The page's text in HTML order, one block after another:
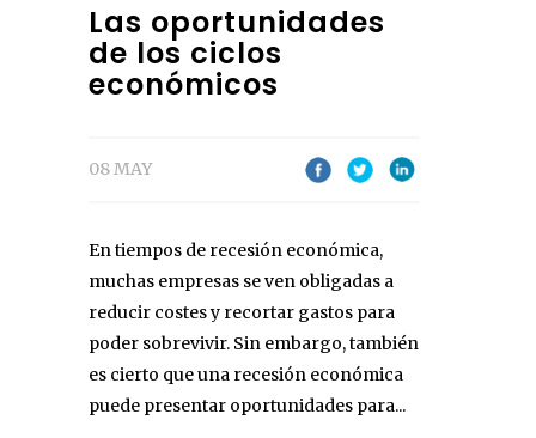
Las oportunidades
de los ciclos
económicos
08 MAY
En tiempos de recesión económica,
muchas empresas se ven obligadas a
reducir costes y recortar gastos para
poder sobrevivir. Sin embargo, también
es cierto que una recesión económica
puede presentar oportunidades para...